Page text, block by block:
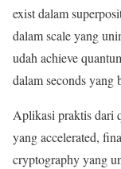
exist dalam
dalam scale yang
udah achieve
dalam seconds yang
Aplikasi praktis dari
yang accelerated,
cryptography yang